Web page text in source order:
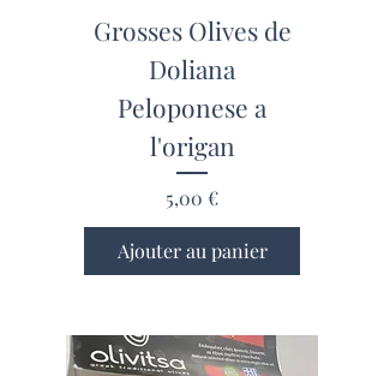
Grosses Olives de
Doliana
Peloponese a
l'origan
Prix
5,00 €
Ajouter au panier